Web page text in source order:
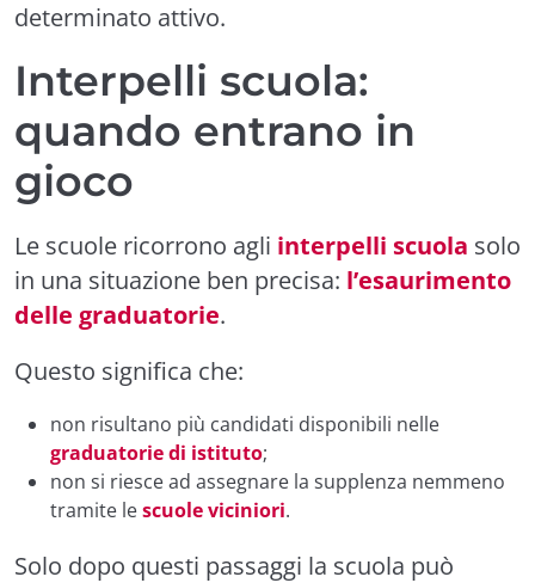
determinato attivo.
Interpelli scuola:
quando entrano in
gioco
Le scuole ricorrono agli interpelli scuola solo
in una situazione ben precisa: l’esaurimento
delle graduatorie.
Questo significa che:
non risultano più candidati disponibili nelle
graduatorie di istituto;
non si riesce ad assegnare la supplenza nemmeno
tramite lescuole viciniori.
Solo dopo questi passaggi la scuola può